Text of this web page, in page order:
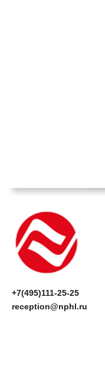
+7(495)111-25-25
reception@nphl.ru